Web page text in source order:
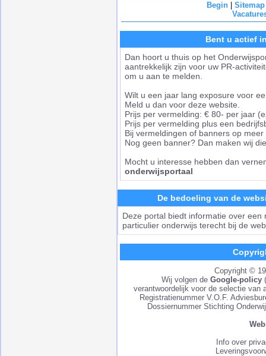
Begin| Sitemap
Bent u actief
Dan hoort u thuis op het
aantrekkelijk zijn voor uw PR-
om u aan te melden.
Wilt u een jaar lang exposure voor
Meld u dan voor deze website.
Prijs per vermelding: € 80- per jaar
Prijs per vermelding plus een
Bij vermeldingen of banners op
Nog geen banner? Dan maken wij
Mocht u interesse hebben dan
onderwijsportaal
De bedoeling van de
Deze portal biedt informatie over
particulier onderwijs terecht bij de
Copyright ©
Wij volgen de Google-policy(
verantwoordelijk voor de selectie van
Registratienummer V.O.F.
Dossiernummer Stichting
Info over